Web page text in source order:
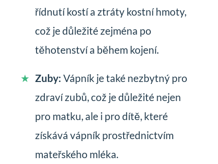
řídnutí kostí a ztráty kostní hmoty,
což je důležité zejména po
těhotenství a během kojení.
Zuby:Vápník je také nezbytný pro
zdraví zubů, což je důležité nejen
pro matku, ale i pro dítě, které
získává vápník prostřednictvím
mateřského mléka.